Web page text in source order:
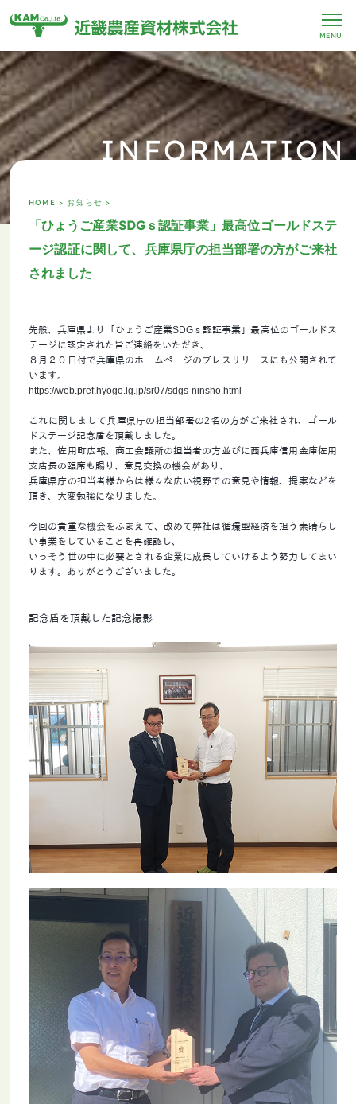
MENU
INFORMATION
HOME > お知らせ >
「ひょうご産業SDGｓ認証事業」最高位ゴールドステ
ージ認証に関して、兵庫県庁の担当部署の方がご来社
されました
先般、兵庫県より「ひょうご産業SDGｓ認証事業」最高位のゴールドス
テージに認定された旨ご連絡をいただき、
８月２０日付で兵庫県のホームページのプレスリリースにも公開されて
います。
https://web.pref.hyogo.lg.jp/sr07/sdgs-ninsho.html
これに関しまして兵庫県庁の担当部署の2名の方がご来社され、ゴール
ドステージ記念盾を頂戴しました。
また、佐用町広報、商工会議所の担当者の方並びに西兵庫信用金庫佐用
支店長の臨席も賜り、意見交換の機会があり、
兵庫県庁の担当者様からは様々な広い視野での意見や情報、提案などを
頂き、大変勉強になりました。
今回の貴重な機会をふまえて、改めて弊社は循環型経済を担う素晴らし
い事業をしていることを再確認し、
いっそう世の中に必要とされる企業に成長していけるよう努力してまい
ります。ありがとうございました。
記念盾を頂戴した記念撮影